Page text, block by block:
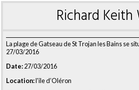
Richard
La plage de Gatseau de St Trojan les Bains se
27/03/2016
Date:27/03/2016
Location:l'ile d’Oléron